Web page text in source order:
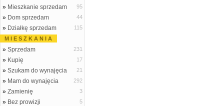
» Mieszkanie sprzedam 95
» Dom sprzedam 44
» Działkę sprzedam
115
M I E S Z K A N I A
» Sprzedam 231
» Kupię 17
» Szukam do wynajęcia 21
» Mam do wynajęcia 292
» Zamienię 3
» Bez prowizji
5